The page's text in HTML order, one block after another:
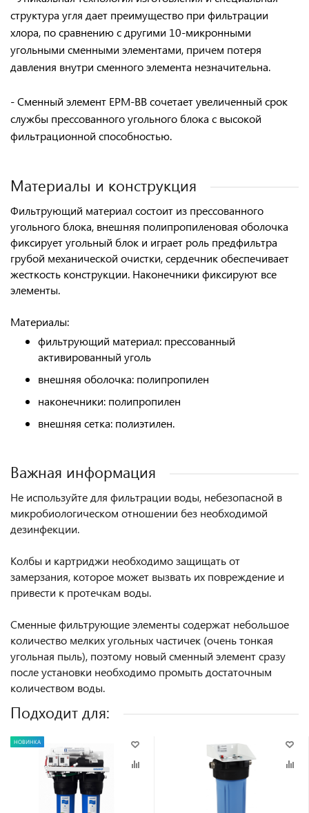
структура угля дает преимущество при фильтрации
хлора, по сравнению с другими 10-микронными
угольными сменными элементами, причем потеря
давления внутри сменного элемента незначительна.
- Сменный элемент EPM-BB сочетает увеличенный срок
службы прессованного угольного блока с высокой
фильтрационной способностью.
Материалы и конструкция
Фильтрующий материал состоит из прессованного
угольного блока, внешняя полипропиленовая оболочка
фиксирует угольный блок и играет роль предфильтра
грубой механической очистки, сердечник обеспечивает
жесткость конструкции. Наконечники фиксируют все
элементы.
Материалы:
фильтрующий материал: прессованный
активированный уголь
внешняя оболочка: полипропилен
наконечники: полипропилен
внешняя сетка: полиэтилен.
Важная информация
Не используйте для фильтрации воды, небезопасной в
микробиологическом отношении без необходимой
дезинфекции.
Колбы и картриджи необходимо защищать от
замерзания, которое может вызвать их повреждение и
привести к протечкам воды.
Сменные фильтрующие элементы содержат небольшое
количество мелких угольных частичек (очень тонкая
угольная пыль), поэтому новый сменный элемент сразу
после установки необходимо промыть достаточным
количеством воды.
Подходит для:
НОВИНКА